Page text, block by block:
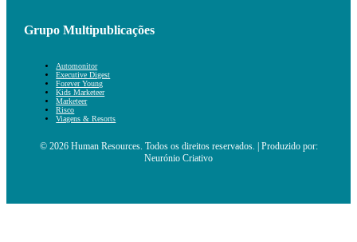
Grupo Multipublicações
Automonitor
Executive Digest
Forever Young
Kids Marketeer
Marketeer
Risco
Viagens & Resorts
© 2026 Human Resources. Todos os direitos reservados. | Produzido por:
Neurónio Criativo